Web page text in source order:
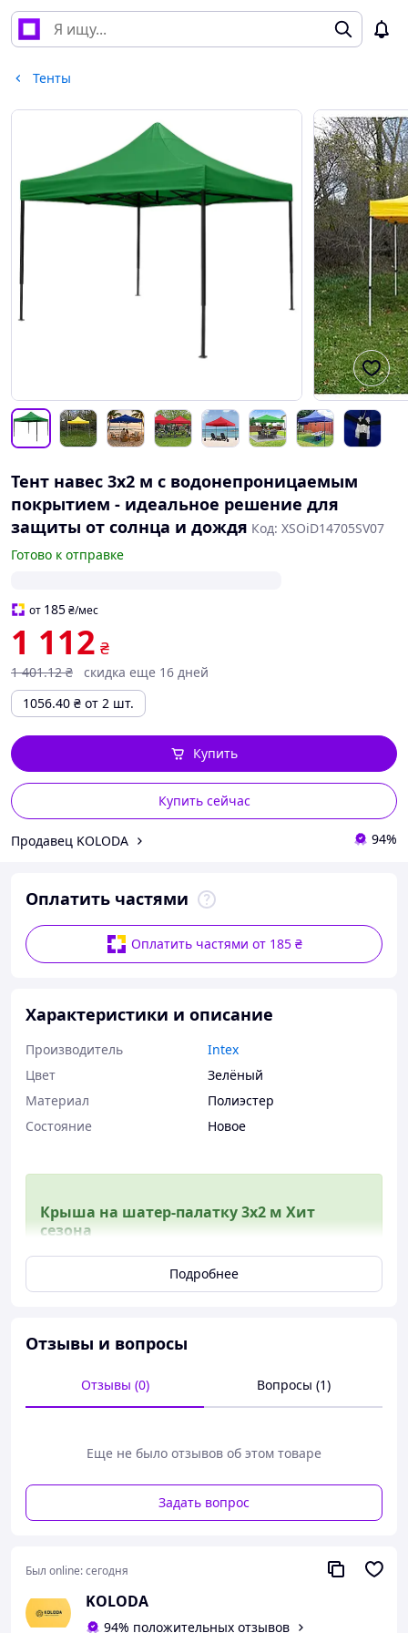
Тенты
Тент навес 3х2 м с водонепроницаемым
покрытием - идеальное решение для
защиты от солнца и дождя Код: XSOiD14705SV07
Готово к отправке
от 185₴/мес
1 112 ₴
1 401.12 ₴
скидка еще 16 дней
1056.40 ₴ от 2 шт.
Купить сейчас
Купить
Продавец KOLODA 94%
Оплатить частями
Оплатить частями от 185 ₴
Характеристики и описание
Производитель
Intex
Цвет
Зелёный
Материал
Полиэстер
Состояние
Новое
Крыша на шатер-палатку 3х2 м Хит
сезона
Двухслойная ткань на уголках купола для
предотвращения протирания
морозам и солнечным лучам
Купольная тентовая крыша на шатер-палатку
размером 3х2м выполнена из полиэстеровой ткани с
Подробнее
Отзывы и вопросы
Отзывы (0) Вопросы (1)
Еще не было отзывов об этом товаре
Задать вопрос
Был online:сегодня
KOLODA
94% положительных отзывов